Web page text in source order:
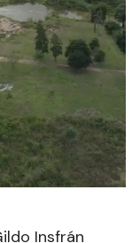
Insfrán